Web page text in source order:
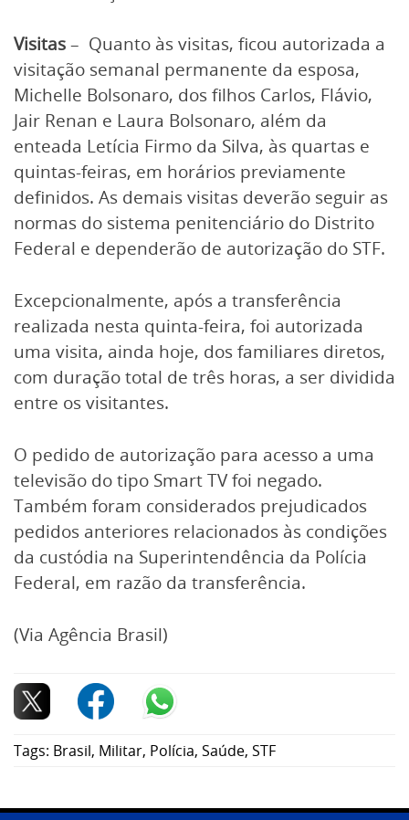
Visitas– Quanto às visitas, ficou autorizada a
visitação semanal permanente da esposa,
Michelle Bolsonaro, dos filhos Carlos, Flávio,
Jair Renan e Laura Bolsonaro, além da
enteada Letícia Firmo da Silva, às quartas e
quintas-feiras, em horários previamente
definidos. As demais visitas deverão seguir as
normas do sistema penitenciário do Distrito
Federal e dependerão de autorização do STF.
Excepcionalmente, após a transferência
realizada nesta quinta-feira, foi autorizada
uma visita, ainda hoje, dos familiares diretos,
com duração total de três horas, a ser dividida
entre os visitantes.
O pedido de autorização para acesso a uma
televisão do tipo Smart TV foi negado.
Também foram considerados prejudicados
pedidos anteriores relacionados às condições
da custódia na Superintendência da Polícia
Federal, em razão da transferência.
(Via Agência Brasil)
Tags: Brasil, Militar, Polícia, Saúde, STF